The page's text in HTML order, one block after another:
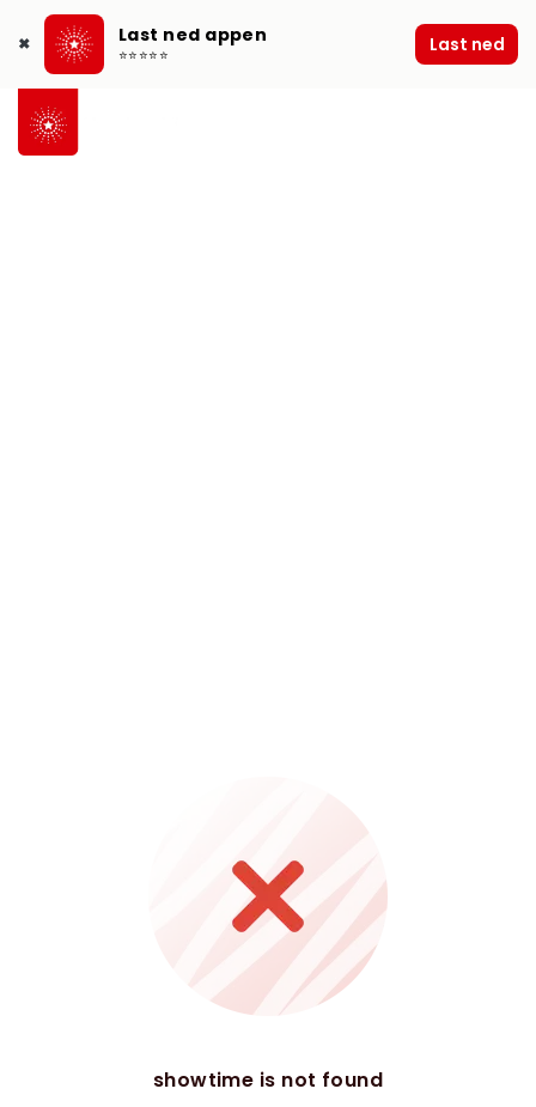
✖ Last ned appen
⭐⭐⭐⭐⭐ Last ned
showtime is not found